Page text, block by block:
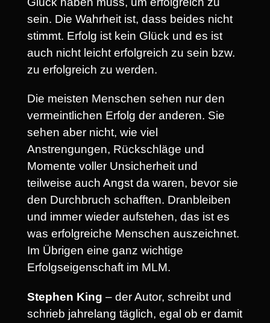
sein. Die Wahrheit ist, dass beides nicht
stimmt. Erfolg ist kein Glück und es ist
auch nicht leicht erfolgreich zu sein bzw.
zu erfolgreich zu werden.
Die meisten Menschen sehen nur den
vermeintlichen Erfolg der anderen. Sie
sehen aber nicht, wie viel
Anstrengungen, Rückschläge und
Momente voller Unsicherheit und
teilweise auch Angst da waren, bevor sie
den Durchbruch schafften. Dranbleiben
und immer wieder aufstehen, das ist es
was erfolgreiche Menschen auszeichnet.
Im Übrigen eine ganz wichtige
Erfolgseigenschaft im MLM.
Stephen King – der Autor, schreibt und
schrieb jahrelang täglich, egal ob er damit